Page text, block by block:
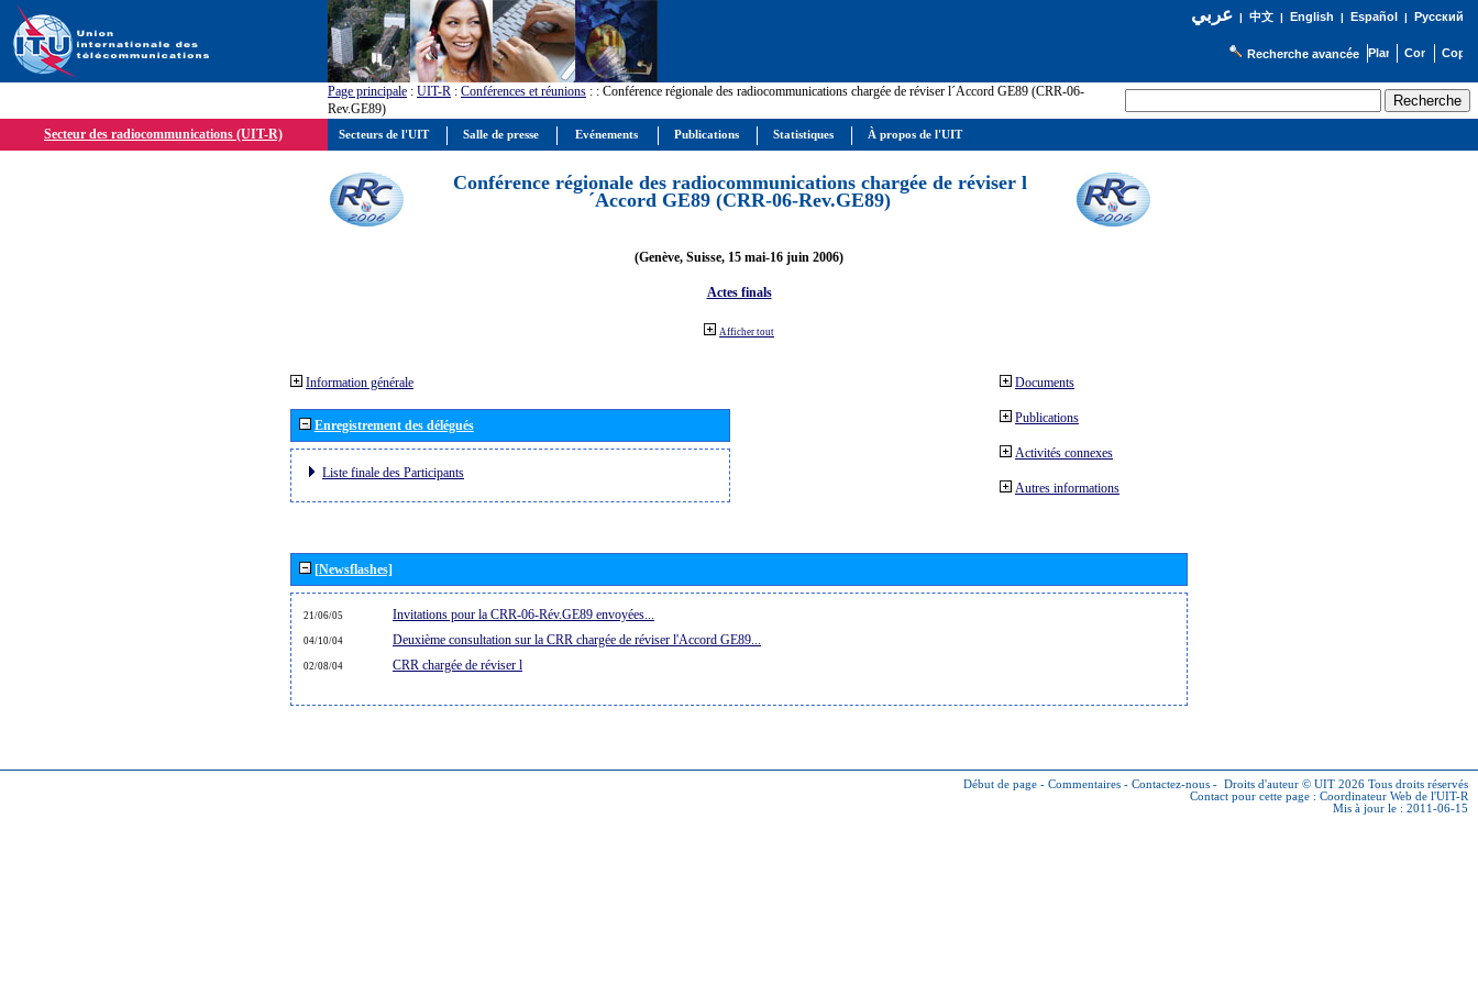
عربي| 中文| English | Español | Русский
Recherche avancée
Page principale : UIT-R : Conférences et réunions : : Conférence régionale des radiocommunications chargée de réviser l´Accord GE89 (CRR-06-
Rev.GE89)
Secteur des radiocommunications (UIT-R)
Conférence régionale des radiocommunications chargée de réviser l
´Accord GE89 (CRR-06-Rev.GE89)
(Genève, Suisse, 15 mai-16 juin 2006)
Actes finals
Afficher tout
Information générale
Enregistrement des délégués
Liste finale des Participants
Documents
Publications
Activités connexes
Autres informations
[Newsflashes]
21/06/05 Invitations pour la CRR-06-Rév.GE89 envoyées...
04/10/04 Deuxième consultation sur la CRR chargée de réviser l'Accord GE89...
02/08/04 CRR chargée de réviser l
Début de page - Commentaires - Contactez-nous - Droits d'auteur © UIT 2026 Tous droits réservés
Contact pour cette page : Coordinateur Web de l'UIT-R
Mis à jour le : 2011-06-15
Secteurs de l'UIT Salle de presse Evénements Publications Statistiques À propos de l'UIT